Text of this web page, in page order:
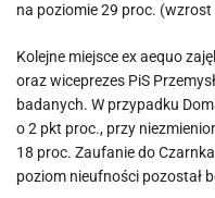
na poziomie 29 proc.
Kolejne miejsce ex aequo
oraz wiceprezes PiS
badanych. W przypadku
o 2 pkt proc., przy
18 proc. Zaufanie do
poziom nieufności pozostał